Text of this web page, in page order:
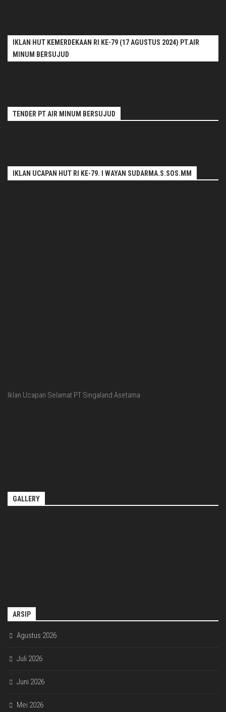
IKLAN HUT KEMERDEKAAN RI KE-79 (17 AGUSTUS 2024) PT.AIR
MINUM BERSUJUD
TENDER PT AIR MINUM BERSUJUD
IKLAN UCAPAN HUT RI KE-79. I WAYAN SUDARMA.S.SOS.MM
Iklan Ucapan Selamat PT Singaland Asetama
GALLERY
ARSIP
Agustus 2026
Juli 2026
Juni 2026
Mei 2026